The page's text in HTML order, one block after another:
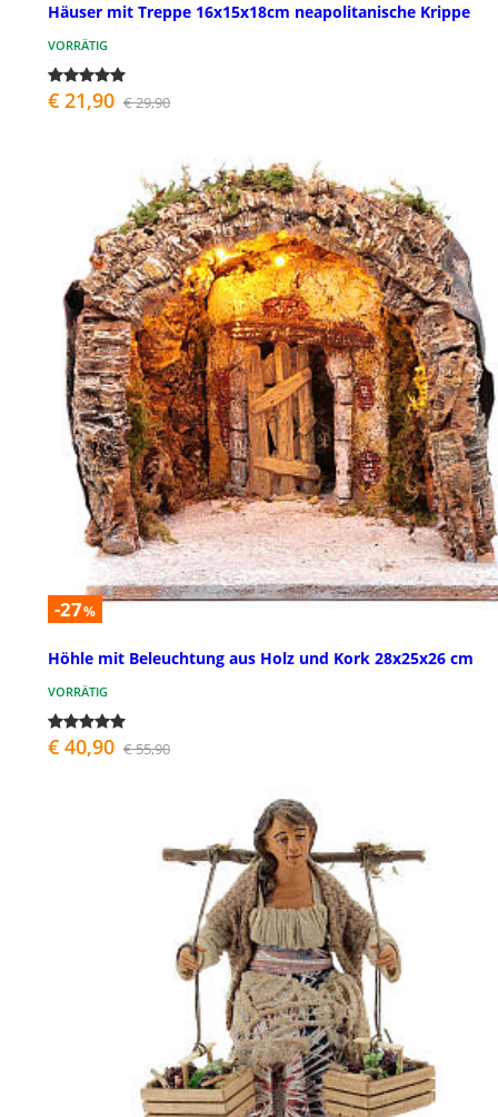
Häuser mit Treppe 16x15x18cm neapolitanische Krippe
VORRÄTIG
€ 21,90 € 29,90
-27%
Höhle mit Beleuchtung aus Holz und Kork 28x25x26 cm
VORRÄTIG
€ 40,90 € 55,90